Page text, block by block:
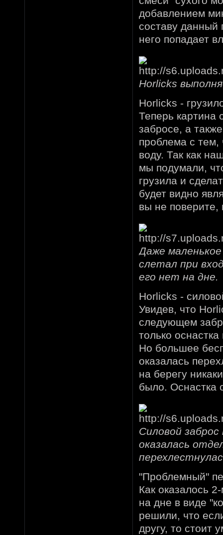
добавлением
составу данный
него попадает
Horlicks
Horlicks -
Теперь картина
забросе, а
проблема с тем,
воду. Так как
мы подумали,
грузила и
будет видно
вы не поверите,
Даже
слетал при
его нет на дне.
Horlicks -
Увидев, что
следующем
только
Но большее
оказалась
на берегу
было. Оснастка
Силовой
оказалась
"Проблемный"
Как оказалось
на дне в виде
решили, что
другу, то стоит